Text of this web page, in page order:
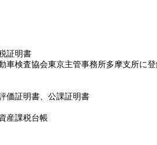
証明書
車検査協会東京主管事務所多摩支所に
価証明書、公課証明書
産課税台帳